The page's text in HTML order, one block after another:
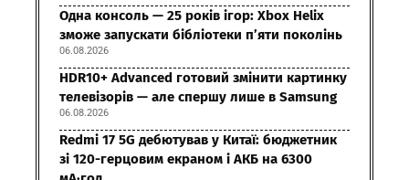
Одна консоль — 25 років ігор: Xbox Helix
зможе запускати бібліотеки п’яти поколінь
06.08.2026
HDR10+ Advanced готовий змінити картинку
телевізорів — але спершу лише в Samsung
06.08.2026
Redmi 17 5G дебютував у Китаї: бюджетник
зі 120-герцовим екраном і АКБ на 6300